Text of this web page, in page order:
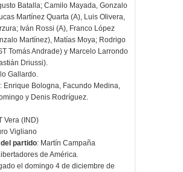
Batalla; Camilo Mayada, Gonzalo
Martínez Quarta (A), Luis Olivera,
Iván Rossi (A), Franco López
Martínez), Matías Moya; Rodrigo
Tomás Andrade) y Marcelo Larrondo
Driussi).
Gallardo.
Enrique Bologna, Facundo Medina,
y Denis Rodríguez.
Vera (IND)
Vigliano
partido: Martín Campaña
de América.
el domingo 4 de diciembre de